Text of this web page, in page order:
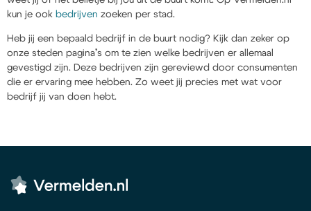
kun je ook bedrijven zoeken per stad.
Heb jij een bepaald bedrijf in de buurt nodig? Kijk dan zeker op
onze steden pagina’s om te zien welke bedrijven er allemaal
gevestigd zijn. Deze bedrijven zijn gereviewd door consumenten
die er ervaring mee hebben. Zo weet jij precies met wat voor
bedrijf jij van doen hebt.